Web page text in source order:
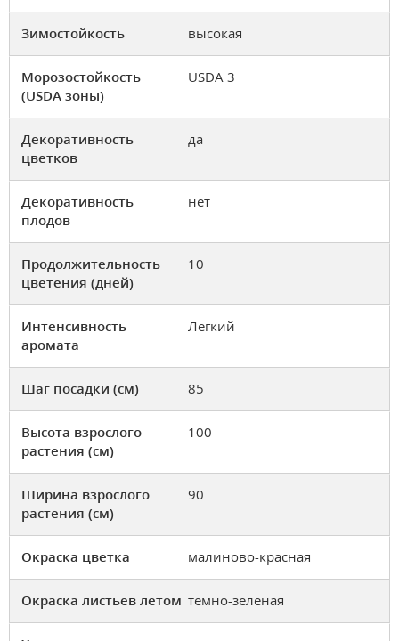
Зимостойкость высокая
Морозостойкость
(USDA зоны)
USDA 3
Декоративность
цветков
да
Декоративность
плодов
нет
Продолжительность
цветения (дней)
10
Интенсивность
аромата
Легкий
Шаг посадки (см) 85
Высота взрослого
растения (см)
100
Ширина взрослого
растения (см)
90
Окраска цветка малиново-красная
Окраска листьев летом темно-зеленая